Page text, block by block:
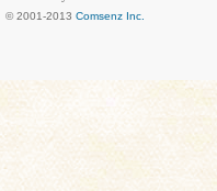
© 2001-2013 Comsenz Inc.